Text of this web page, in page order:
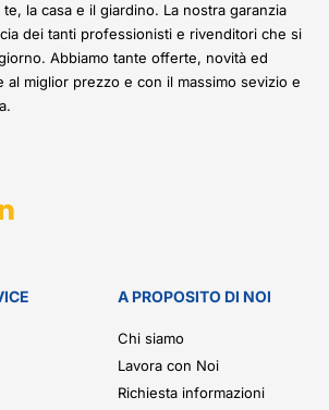
la casa e il giardino. La nostra garanzia
dei tanti professionisti e rivenditori che si
Abbiamo tante offerte, novità ed
al miglior prezzo e con il massimo sevizio e
A PROPOSITO DI NOI
Chi siamo
Lavora con Noi
Richiesta informazioni